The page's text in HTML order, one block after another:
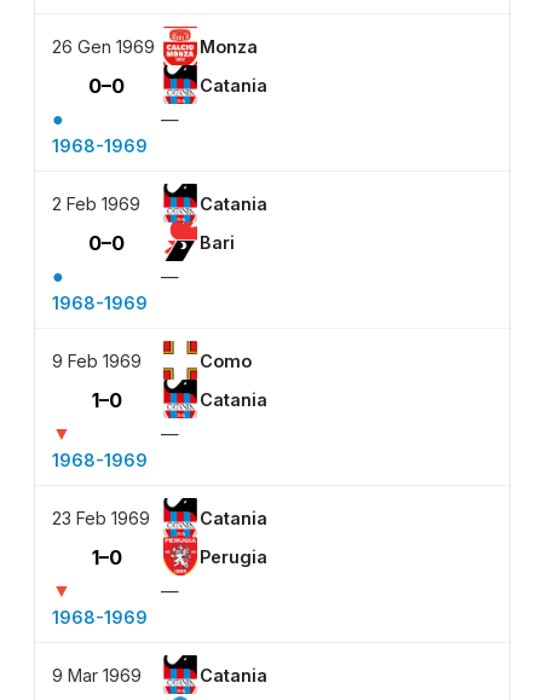
26 Gen 1969 Monza
0–0 Catania
●
—
1968-1969
2 Feb 1969 Catania
0–0 Bari
●
—
1968-1969
9 Feb 1969 Como
1–0 Catania
▼
—
1968-1969
23 Feb 1969 Catania
1–0 Perugia
▼
—
1968-1969
9 Mar 1969 Catania